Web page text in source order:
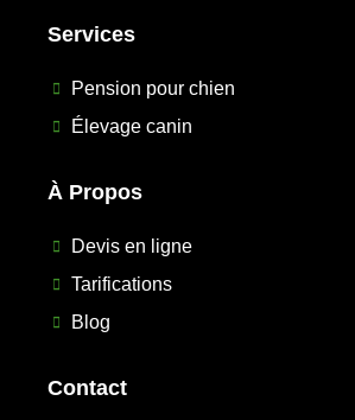
Services
Pension pour chien
Élevage canin
À Propos
Devis en ligne
Tarifications
Blog
Contact